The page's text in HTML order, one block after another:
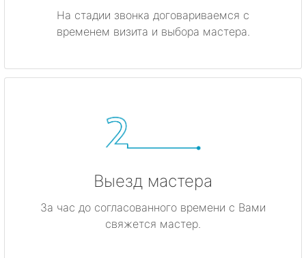
На стадии звонка договариваемся с
временем визита и выбора мастера.
Выезд мастера
За час до согласованного времени с Вами
свяжется мастер.